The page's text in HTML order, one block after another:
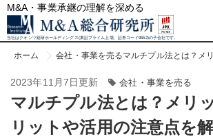
M&A・事業承継の理解を深める
当社はクオンツ総研ホールディングス(東証プライム上場、証券コード9552)の子会社です。
ホーム 会社・事業を売るマルチプル法とは？メ
2023年11月7日更新 会社・事業を売る
マルチプル法とは？メリ
リットや活用の注意点を